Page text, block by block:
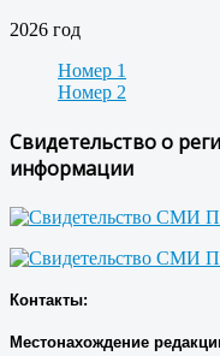
2026 год
Номер 1
Номер 2
Свидетельство о
информации
Контакты:
Местонахождение р